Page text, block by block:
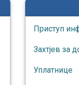
Приступ
Захтјев за
Уплатнице